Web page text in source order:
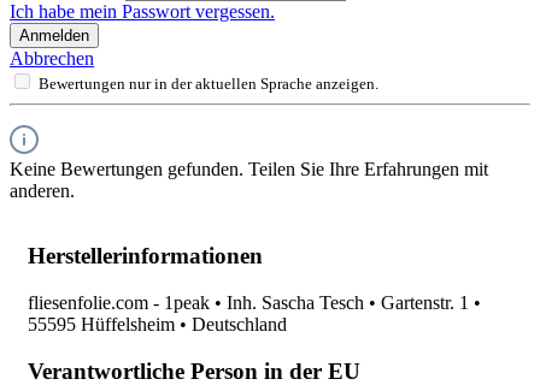
Ich habe mein Passwort vergessen.
Anmelden
Abbrechen
Bewertungen nur in der aktuellen Sprache anzeigen.
Keine Bewertungen gefunden. Teilen Sie Ihre Erfahrungen mit
anderen.
Herstellerinformationen
fliesenfolie.com - 1peak • Inh. Sascha Tesch • Gartenstr. 1 •
55595 Hüffelsheim • Deutschland
Verantwortliche Person in der EU